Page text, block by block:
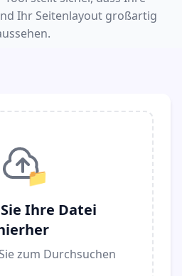
Ihr Seitenlayout großartig
📁
Ihre Datei
zum Durchsuchen